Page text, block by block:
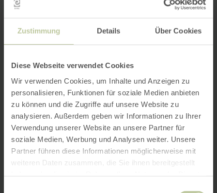
Zustimmung Details Über Cookies
Diese Webseite verwendet Cookies
Wir verwenden Cookies, um Inhalte und Anzeigen zu
personalisieren, Funktionen für soziale Medien anbieten
zu können und die Zugriffe auf unsere Website zu
analysieren. Außerdem geben wir Informationen zu Ihrer
Verwendung unserer Website an unsere Partner für
soziale Medien, Werbung und Analysen weiter. Unsere
Partner führen diese Informationen möglicherweise mit
weiteren Daten zusammen, die Sie ihnen bereitgestellt